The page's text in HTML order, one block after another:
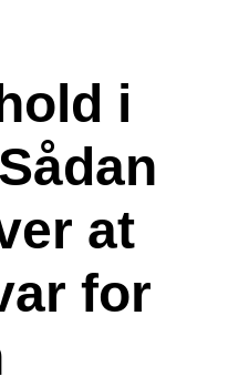
i
at
for